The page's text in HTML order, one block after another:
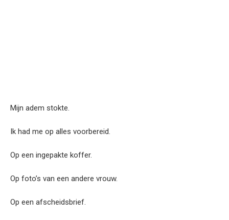
Mijn adem stokte.
Ik had me op alles voorbereid.
Op een ingepakte koffer.
Op foto’s van een andere vrouw.
Op een afscheidsbrief.